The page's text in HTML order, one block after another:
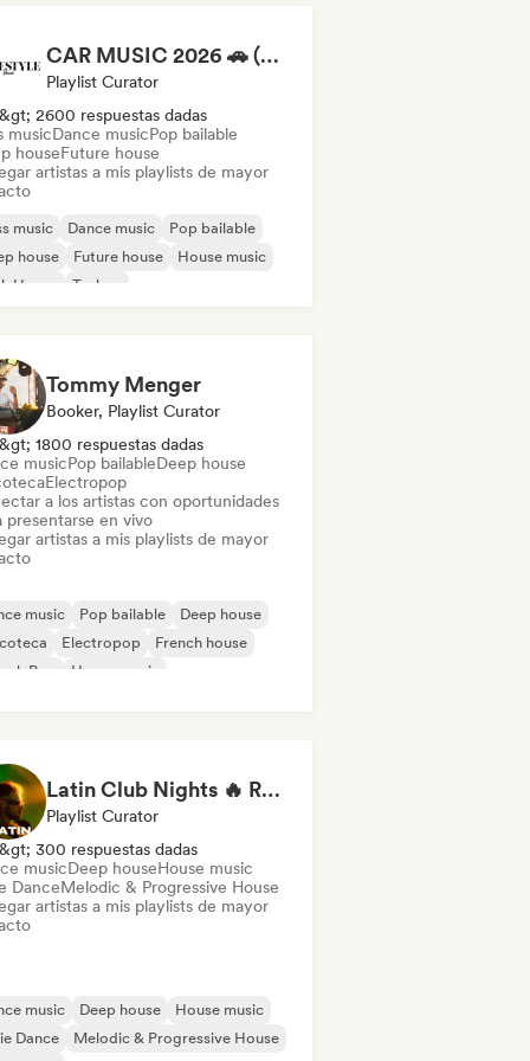
CAR MUSIC 2026 🚗 (by Lovestyle Records)
Playlist Curator
2600 respuestas dadas
musicDance musicPop bailable
houseFuture house
artistas a mis playlists de mayor
music Dance music
Pop bailable
house
Future house
House music
House
Techno
Tommy Menger
Booker, Playlist Curator
1800 respuestas dadas
musicPop bailableDeep house
Electropop
a los artistas con oportunidades
presentarse en vivo
artistas a mis playlists de mayor
music Pop bailable
Deep house
Electropop
French house
Pop
House music
Latin Club Nights 🔥 Reggaeton, Dembow & Latin House
Playlist Curator
300 respuestas dadas
musicDeep houseHouse music
DanceMelodic & Progressive House
artistas a mis playlists de mayor
music Deep house
House music
Dance
Melodic & Progressive House